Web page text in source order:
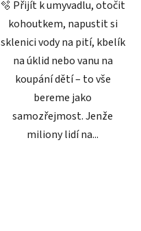
🫧 Přijít k umyvadlu, otočit
kohoutkem, napustit si
sklenici vody na pití, kbelík
na úklid nebo vanu na
koupání dětí – to vše
bereme jako
samozřejmost. Jenže
miliony lidí na...